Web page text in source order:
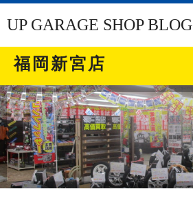
UP GARAGE SHOP BLOG
福岡新宮店